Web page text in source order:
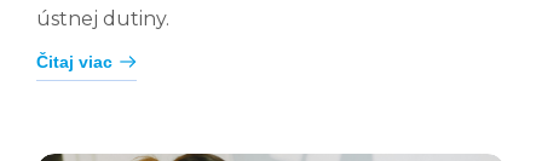
ústnej dutiny.
Čitaj viac